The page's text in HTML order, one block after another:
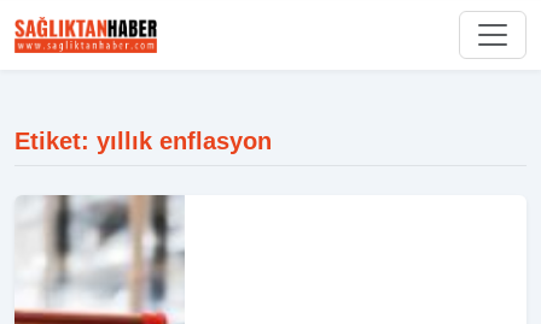
Etiket: yıllık enflasyon